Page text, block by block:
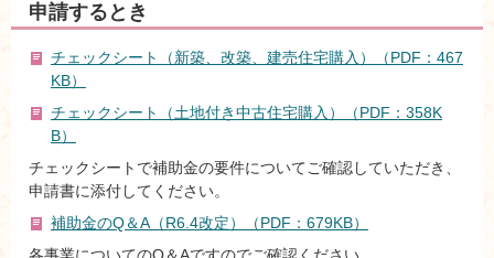
申請するとき
チェックシート（新築、改築、建売住宅購入）（PDF：467
KB）
チェックシート（土地付き中古住宅購入）（PDF：358K
B）
チェックシートで補助金の要件についてご確認していただき、
申請書に添付してください。
補助金のQ＆A（R6.4改定）（PDF：679KB）